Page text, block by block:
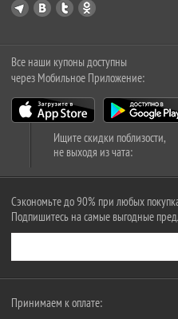
Все наши купоны доступны
через Мобильное Приложение:
Ищите скидки поблизости,
не выходя из чата:
Сэкономьте до 90% при любых
Подпишитесь на самые выгодные
Принимаем к оплате: